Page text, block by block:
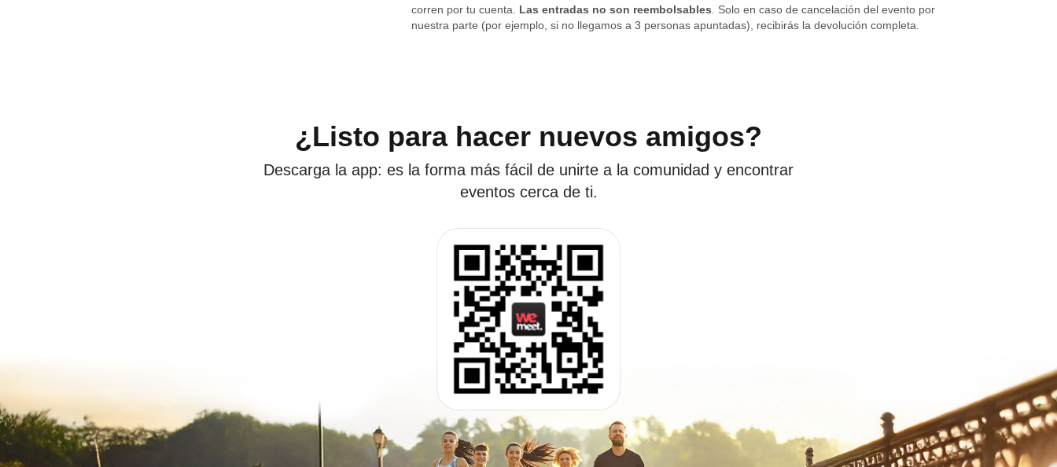
corren por tu cuenta. Las entradas no son reembolsables . Solo en caso de cancelación del evento por
nuestra parte (por ejemplo, si no llegamos a 3 personas apuntadas), recibirás la devolución completa.
¿Listo para hacer nuevos amigos?
Descarga la app: es la forma más fácil de unirte a la comunidad y encontrar
eventos cerca de ti.